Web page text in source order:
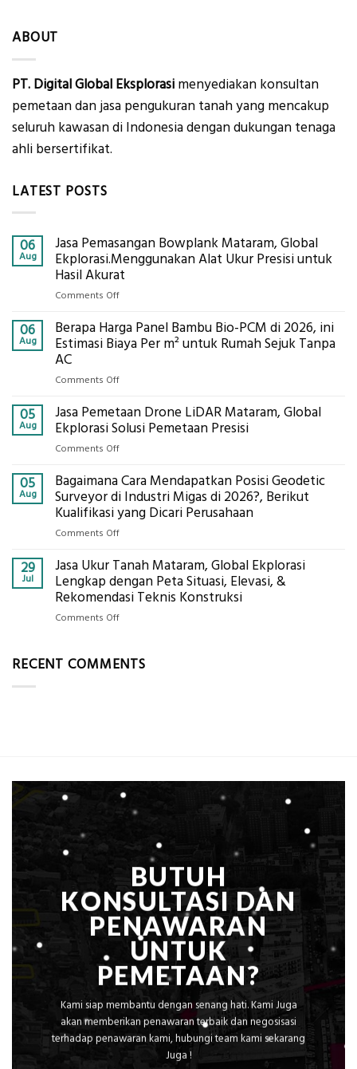
ABOUT
PT. Digital Global Eksplorasi menyediakan konsultan
pemetaan dan jasa pengukuran tanah yang mencakup
seluruh kawasan di Indonesia dengan dukungan tenaga
ahli bersertifikat.
LATEST POSTS
06
Aug
Jasa Pemasangan Bowplank Mataram, Global
Ekplorasi.Menggunakan Alat Ukur Presisi untuk
Hasil Akurat
Comments Offon
Pemasangan
Bowplank
Ukur
Presisi
untuk
Akurat
06
Aug
Berapa Harga Panel Bambu Bio-PCM di 2026, ini
Estimasi Biaya Per m² untuk Rumah Sejuk Tanpa
AC
Comments Offon
Harga
Panel
di
2026,
ini
Estimasi
Per
m²
untuk
05
Aug
Jasa Pemetaan Drone LiDAR Mataram, Global
Ekplorasi Solusi Pemetaan Presisi
Comments Offon
Pemetaan
Drone
LiDAR
Mataram,
Solusi
Pemetaan
Presisi
05
Aug
Bagaimana Cara Mendapatkan Posisi Geodetic
Surveyor di Industri Migas di 2026?, Berikut
Kualifikasi yang Dicari Perusahaan
Comments Offon
Cara
Mendapatkan
Posisi
Migas
29
Jul
Jasa Ukur Tanah Mataram, Global Ekplorasi
Lengkap dengan Peta Situasi, Elevasi, &
Rekomendasi Teknis Konstruksi
Comments Offon
Tanah
Elevasi,
&
Rekomendasi
Konstruksi
RECENT COMMENTS
BUTUH
KONSULTASI DAN
PENAWARAN
UNTUK
PEMETAAN?
Kami siap membantu dengan senang hati. Kami Juga
akan memberikan penawaran terbaik dan negosisasi
terhadap penawaran kami, hubungi team kami sekarang
Juga !